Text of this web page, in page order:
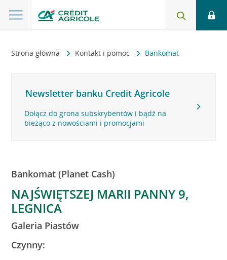
Strona główna Kontakt i pomoc Bankomat
Newsletter banku Credit Agricole
Dołącz do grona subskrybentów i bądź na
bieżąco z nowościami i promocjami
Bankomat (Planet Cash)
NAJŚWIĘTSZEJ MARII PANNY 9,
LEGNICA
Galeria Piastów
Czynny: